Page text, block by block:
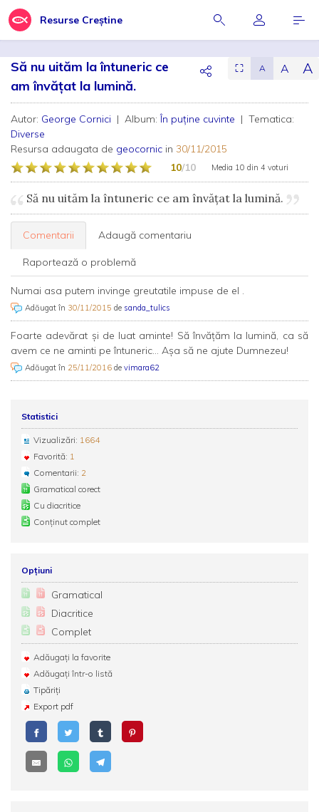
Resurse Creștine
Să nu uităm la întuneric ce
am învățat la lumină.
⛶ A A A
Autor: George Cornici | Album:În puține cuvinte | Tematica:
Diverse
Resursa adaugata de geocornic in 30/11/2015
10/10 Media 10 din 4 voturi
Să nu uităm la întuneric ce am învățat la lumină.
Comentarii Adaugă comentariu
Raportează o problemă
Numai asa putem invinge greutatile impuse de el .
Adăugat în 30/11/2015 de sanda_tulics
Foarte adevărat și de luat aminte! Să învățăm la lumină, ca să
avem ce ne aminti pe întuneric... Așa să ne ajute Dumnezeu!
Adăugat în 25/11/2016 de vimara62
Statistici
Vizualizări: 1664
Favorită: 1
Comentarii: 2
Gramatical corect
Cu diacritice
Conținut complet
Opțiuni
Gramatical
Diacritice
Complet
Adăugați la favorite
Adăugați într-o listă
Tipăriți
Export pdf